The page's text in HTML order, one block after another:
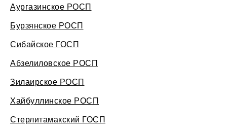
Аургазинское РОСП
Бурзянское РОСП
Сибайское ГОСП
Абзелиловское РОСП
Зилаирское РОСП
Хайбуллинское РОСП
Стерлитамакский ГОСП